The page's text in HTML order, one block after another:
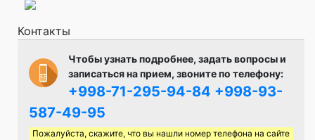
Контакты
Чтобы узнать подробнее, задать вопросы и
записаться на прием, звоните по телефону:
+998-71-295-94-84 +998-93-
587-49-95
Пожалуйста, скажите, что вы нашли номер телефона на сайте